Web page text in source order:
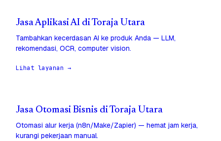
Jasa Aplikasi AI di Toraja Utara
Tambahkan kecerdasan AI ke produk Anda — LLM,
rekomendasi, OCR, computer vision.
Lihat layanan →
Jasa Otomasi Bisnis di Toraja Utara
Otomasi alur kerja (n8n/Make/Zapier) — hemat jam kerja,
kurangi pekerjaan manual.